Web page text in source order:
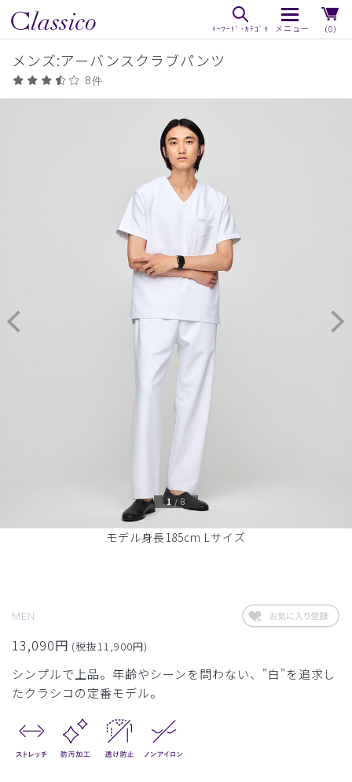
（0）
メンズ:アーバンスクラブパンツ
8件
モデル身長185cm Lサイズ
1 / 8
MEN
13,090円 (税抜11,900円)
シンプルで上品。年齢やシーンを問わない、"白"を追求し
たクラシコの定番モデル。